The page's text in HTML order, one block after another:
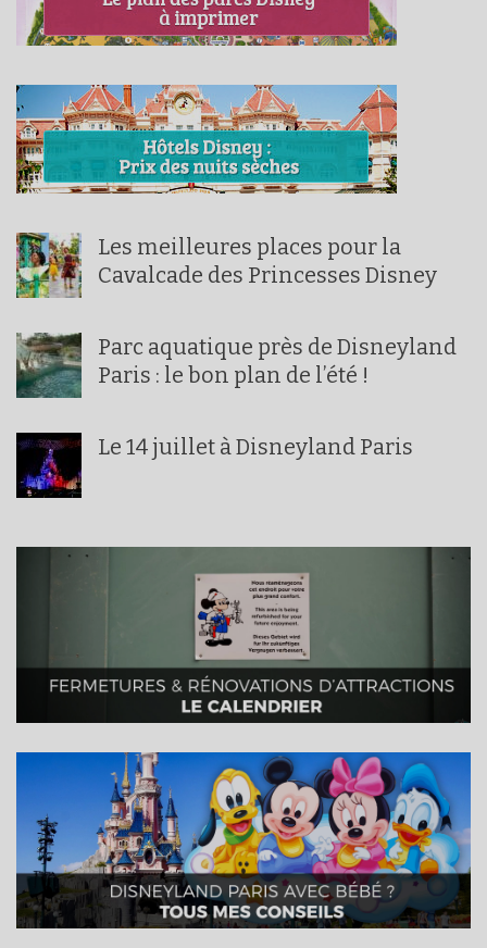
Les meilleures places pour la
Cavalcade des Princesses Disney
Parc aquatique près de Disneyland
Paris : le bon plan de l’été !
Le 14 juillet à Disneyland Paris